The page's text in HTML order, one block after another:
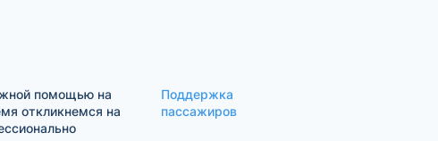
помощью на
откликнемся на
Поддержка
пассажиров